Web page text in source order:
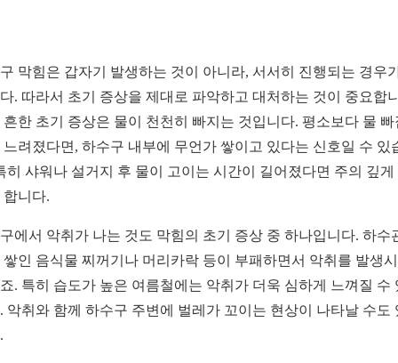
막힘은 갑자기 발생하는 것이 아니라, 서서히 진행되는 경우
. 따라서 초기 증상을 제대로 파악하고 대처하는 것이 중요합
흔한 초기 증상은 물이 천천히 빠지는 것입니다. 평소보다 물 빠
느려졌다면, 하수구 내부에 무언가 쌓이고 있다는 신호일 수 있
히 샤워나 설거지 후 물이 고이는 시간이 길어졌다면 주의 깊게
합니다.
에서 악취가 나는 것도 막힘의 초기 증상 중 하나입니다. 하수
쌓인 음식물 찌꺼기나 머리카락 등이 부패하면서 악취를 발생
. 특히 습도가 높은 여름철에는 악취가 더욱 심하게 느껴질 수
악취와 함께 하수구 주변에 벌레가 꼬이는 현상이 나타날 수도